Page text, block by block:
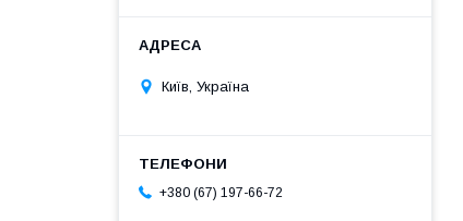
Київ, Україна
+380 (67) 197-66-72